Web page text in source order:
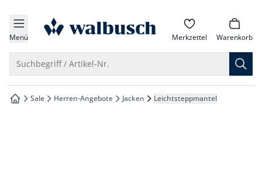
springen
springen
springen
springen
Menü zur Startseite Merkzettel Warenkorb
Suchbegriff / Artikel-Nr.
zur Startseite
Sale Herren-Angebote Jacken Leichtsteppmantel